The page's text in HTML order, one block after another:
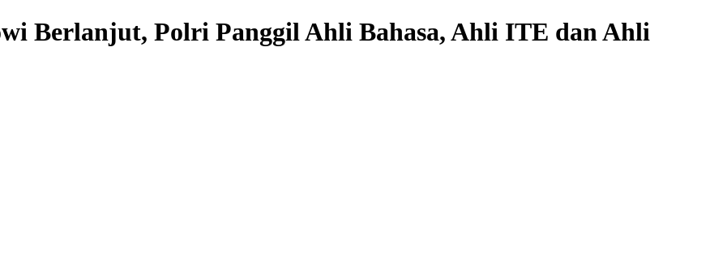
Berlanjut, Polri Panggil Ahli Bahasa, Ahli ITE dan Ahli